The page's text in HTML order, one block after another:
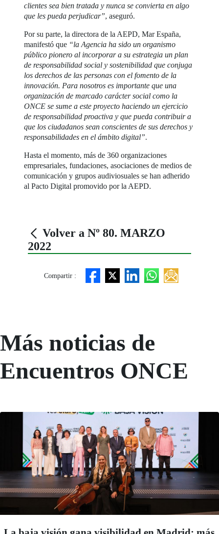
clientes sea bien tratada y nunca se convierta en algo
que les pueda perjudicar”, aseguró.
Por su parte, la directora de la AEPD, Mar España,
manifestó que “la Agencia ha sido un organismo
público pionero al incorporar a su estrategia un plan
de responsabilidad social y sostenibilidad que conjuga
los derechos de las personas con el fomento de la
innovación. Para nosotros es importante que una
organización de marcado carácter social como la
ONCE se sume a este proyecto haciendo un ejercicio
de responsabilidad proactiva y que pueda contribuir a
que los ciudadanos sean conscientes de sus derechos y
responsabilidades en el ámbito digital”.
Hasta el momento, más de 360 organizaciones
empresariales, fundaciones, asociaciones de medios de
comunicación y grupos audiviosuales se han adherido
al Pacto Digital promovido por la AEPD.
Volver a Nº 80. MARZO
2022
Compartir :
Más noticias de
Encuentros ONCE